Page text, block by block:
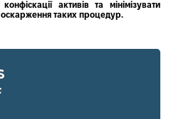
активів та мінімізувати
таких процедур.